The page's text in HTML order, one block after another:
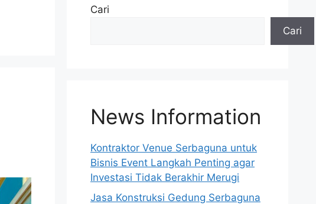
Cari
Cari
News Information
Kontraktor Venue Serbaguna untuk
Bisnis Event Langkah Penting agar
Investasi Tidak Berakhir Merugi
Jasa Konstruksi Gedung Serbaguna